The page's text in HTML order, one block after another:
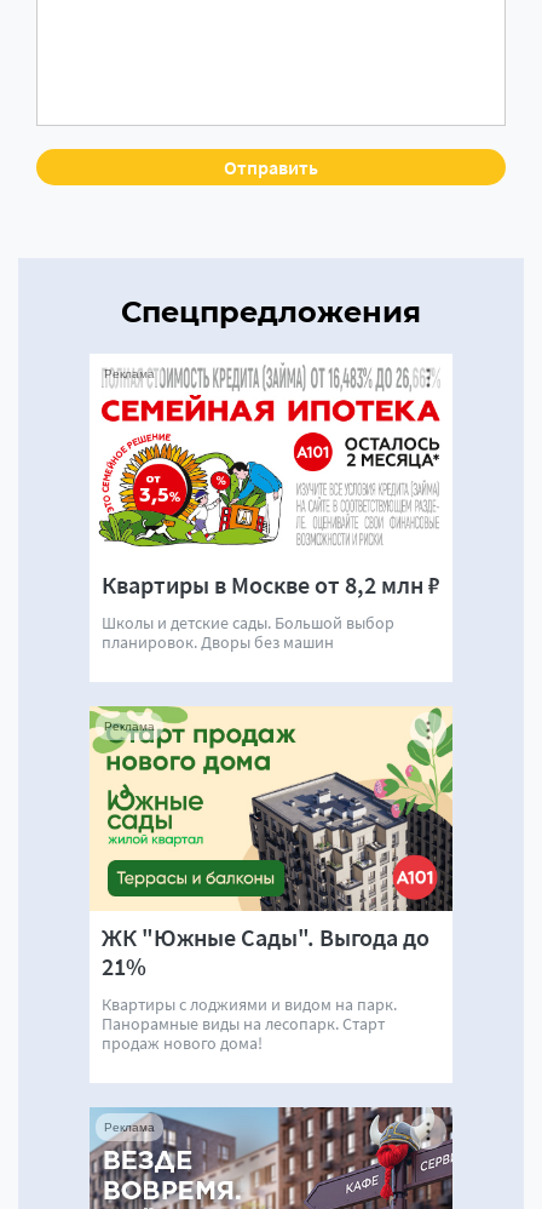
Спецпредложения
Квартиры в Москве от 8,2 млн ₽
Школы и детские сады. Большой выбор
планировок. Дворы без машин
Реклама
ЖК "Южные Сады". Выгода до
21%
Квартиры с лоджиями и видом на парк.
Панорамные виды на лесопарк. Старт
продаж нового дома!
Реклама
Реклама